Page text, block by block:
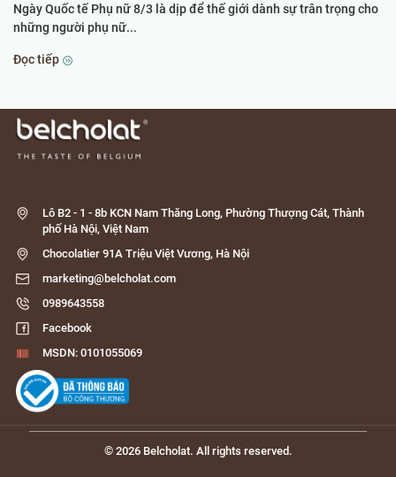
Ngày Quốc tế Phụ nữ 8/3 là dịp để thế giới dành sự trân trọng cho
những người phụ nữ...
Đọc tiếp
Lô B2 - 1 - 8b KCN Nam Thăng Long, Phường Thượng Cát, Thành
phố Hà Nội, Việt Nam
Chocolatier 91A Triệu Việt Vương, Hà Nội
marketing@belcholat.com
0989643558
Facebook
MSDN: 0101055069
© 2026 Belcholat. All rights reserved.